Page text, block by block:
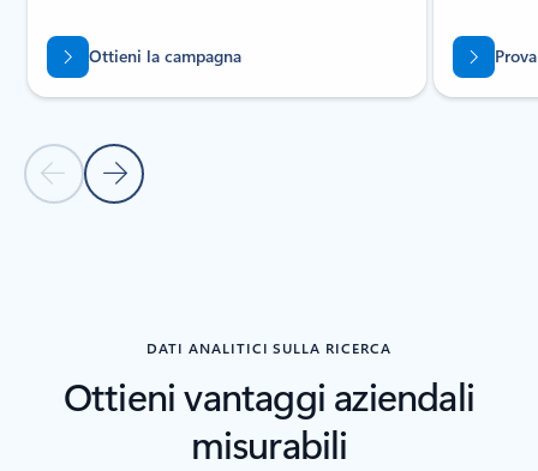
Diapositiva precedente
Diapositiva successiva
Ottieni la campagna
DATI ANALITICI SULLA RICERCA
Ottieni vantaggi aziendali
misurabili